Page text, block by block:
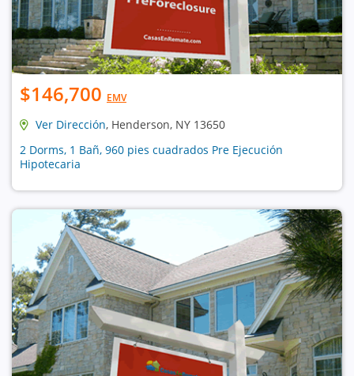
$146,700 EMV
Ver Dirección, Henderson, NY 13650
2 Dorms, 1 Bañ, 960 pies cuadrados Pre Ejecución
Hipotecaria